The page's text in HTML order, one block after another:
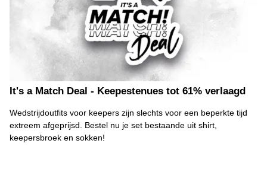
It's a Match Deal - Keepestenues tot 61% verlaagd
Wedstrijdoutfits voor keepers zijn slechts voor een beperkte tijd
extreem afgeprijsd. Bestel nu je set bestaande uit shirt,
keepersbroek en sokken!